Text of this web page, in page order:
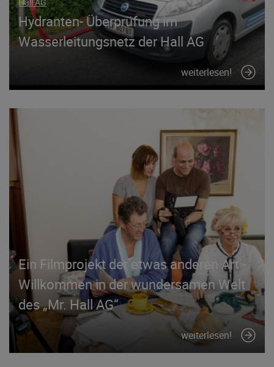
Hydranten- Überprüfung im
Wasserleitungsnetz der Hall AG
weiterlesen!
Ein Filmprojekt der etwas anderen Art -
Willkommen in der wundersamen Welt
des „Mr. Hall AG“
weiterlesen!